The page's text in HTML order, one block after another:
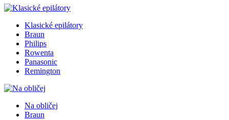
Klasické epilátory
Braun
Philips
Rowenta
Panasonic
Remington
Na obličej
Braun